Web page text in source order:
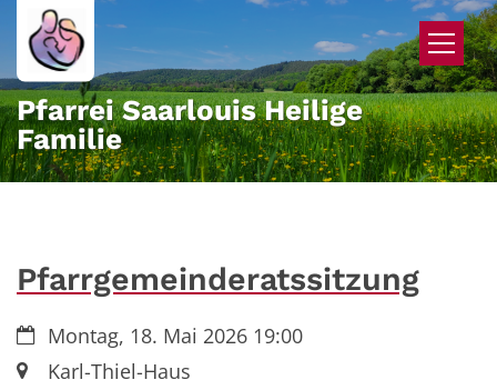
Zum Inhalt springen
Pfarrei Saarlouis Heilige
Familie
Pfarrgemeinderatssitzung
Datum:Montag, 18. Mai 2026 19:00
Ort:Karl-Thiel-Haus